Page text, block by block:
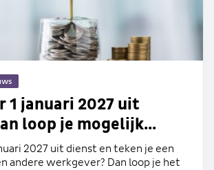
1 januari 2027 uit
loop je mogelijk...
2027 uit dienst en teken je een
andere werkgever? Dan loop je het